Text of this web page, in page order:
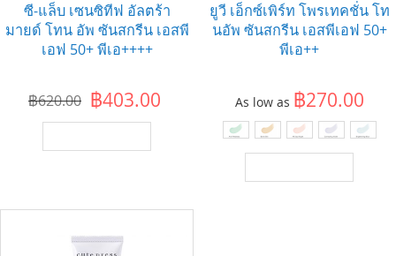
ซี-แล็บ เซนซิทีฟ อัลตร้า
มายด์ โทน อัพ ซันสกรีน เอสพี
เอฟ 50+ พีเอ++++
฿403.00
฿620.00
ยูวี เอ็กซ์เพิร์ท โพรเทคชั่น โท
นอัพ ซันสกรีน เอสพีเอฟ 50+
พีเอ++
As low as ฿270.00